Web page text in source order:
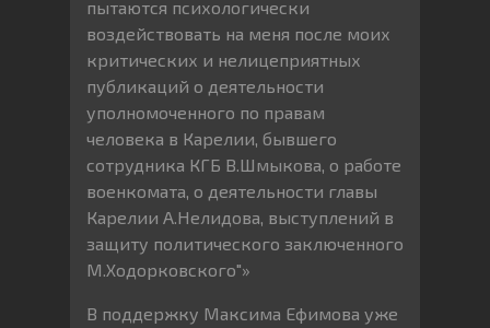
пытаются психологически
воздействовать на меня после моих
критических и нелицеприятных
публикаций о деятельности
уполномоченного по правам
человека в Карелии, бывшего
сотрудника КГБ В.Шмыкова, о работе
военкомата, о деятельности главы
Карелии А.Нелидова, выступлений в
защиту политического заключенного
М.Ходорковского"»
В поддержку Максима Ефимова уже